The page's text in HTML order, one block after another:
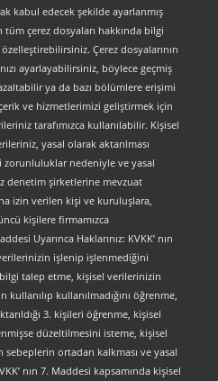
kabul edecek şekilde ayarlanmış
çerez dosyaları hakkında bilgi
Çerez dosyalarının
ayarlayabilirsiniz, böylece geçmiş
ya da bazı bölümlere erişimi
ve hizmetlerimizi geliştirmek için
tarafımızca kullanılabilir. Kişisel
yasal olarak aktarılması
nedeniyle ve yasal
denetim şirketlerine mevzuat
izin verilen kişi ve kuruluşlara,
kişilere firmamızca
Uyarınca Haklarınız: KVKK’ nın
işlenip işlenmediğini
talep etme, kişisel verilerinizin
kullanılıp kullanılmadığını öğrenme,
3. kişileri öğrenme, kişisel
düzeltilmesini isteme, kişisel
ortadan kalkması ve yasal
nın 7. Maddesi kapsamında kişisel